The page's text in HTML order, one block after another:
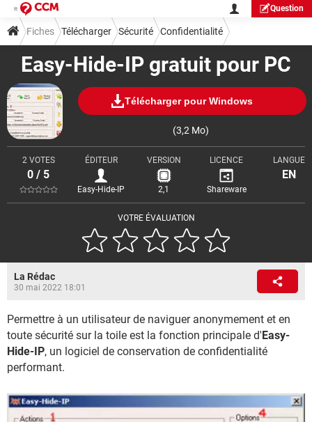
Question
Easy-Hide-IP gratuit pour PC
Télécharger pour Windows
(3,2 Mo)
VOTRE ÉVALUATION
2 VOTES
0 / 5
ÉDITEUR
Easy-Hide-IP
VERSION
2,1
LICENCE
Shareware
LANGUE
EN
Fiches Télécharger Sécurité Confidentialité
La Rédac
30 mai 2022 18:01
Permettre à un utilisateur de naviguer anonymement et en
toute sécurité sur la toile est la fonction principale d'Easy-
Hide-IP, un logiciel de conservation de confidentialité
performant.